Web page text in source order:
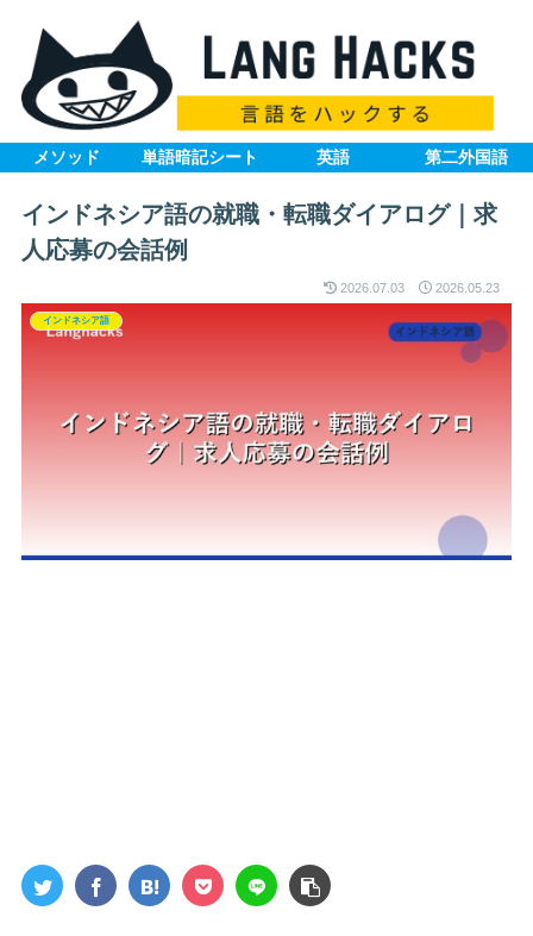
メソッド 単語暗記シート 英語 第二外国語
インドネシア語の就職・転職ダイアログ｜求
人応募の会話例
2026.07.03 2026.05.23
インドネシア語